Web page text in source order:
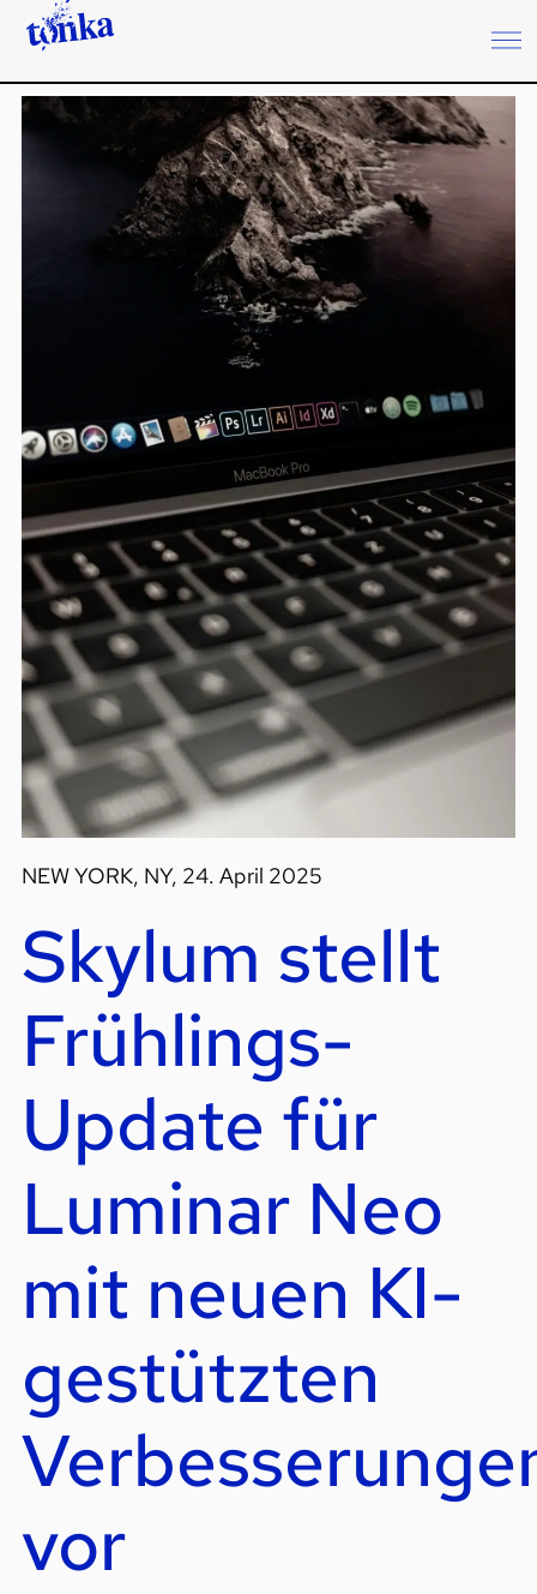
NEW YORK, NY, 24. April 2025
Skylum stellt
Frühlings-
Update für
Luminar Neo
mit neuen KI-
gestützten
vor